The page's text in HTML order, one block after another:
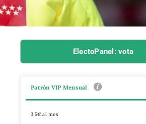
ElectoPanel: vota
Patrón VIP Mensual
3,5€ al mes